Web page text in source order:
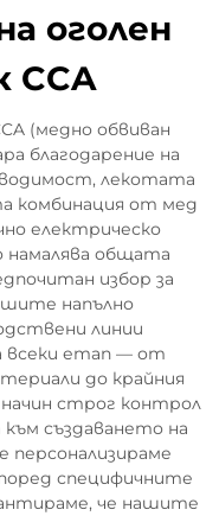
оголен
CCA
(медно обвиван
благодарение на
лекотата
комбинация от мед
електрическо
намалява общата
избор за
напълно
линии
всеки етап — от
до крайния
строг контрол
създаването на
специфичните
че нашите